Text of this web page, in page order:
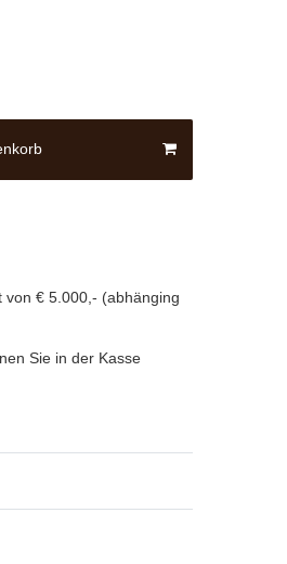
von € 5.000,- (abhänging
Sie in der Kasse